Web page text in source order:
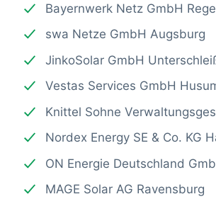
Bayernwerk Netz GmbH
swa Netze GmbH Augsburg
JinkoSolar GmbH
Vestas Services GmbH
Knittel Sohne
Nordex Energy SE & Co. KG
ON Energie Deutschland
MAGE Solar AG Ravensburg